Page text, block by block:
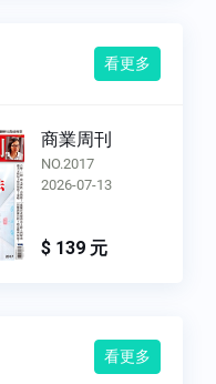
看更多
商業周刊
NO.2017
2026-07-13
$ 139 元
看更多